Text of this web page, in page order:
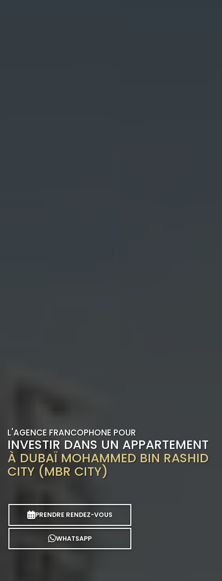
L'AGENCE FRANCOPHONE POUR
INVESTIR DANS UN APPARTEMENT
À DUBAÏ MOHAMMED BIN RASHID
CITY (MBR CITY)
PRENDRE RENDEZ-VOUS
WHATSAPP